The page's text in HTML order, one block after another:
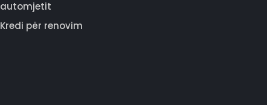
automjetit
Kredi për renovim